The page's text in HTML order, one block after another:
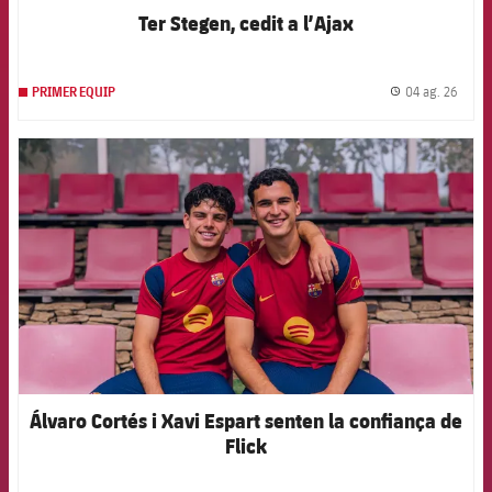
Ter Stegen, cedit a l’Ajax
PRIMER EQUIP 04 ag. 26
FCB Barcelona badge
Álvaro Cortés i Xavi Espart senten la confiança de
Flick